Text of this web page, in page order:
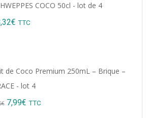
COCO 50cl - lot de 4
€ TTC
de Coco Premium 250mL – Brique –
- lot 4
€ Original
7,99€ Current
TTC